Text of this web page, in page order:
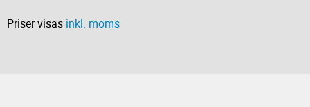
Priser visas inkl. moms